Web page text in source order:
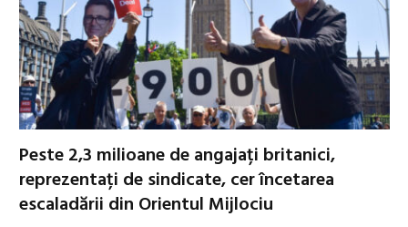
Peste 2,3 milioane de angajați britanici,
reprezentați de sindicate, cer încetarea
escaladării din Orientul Mijlociu